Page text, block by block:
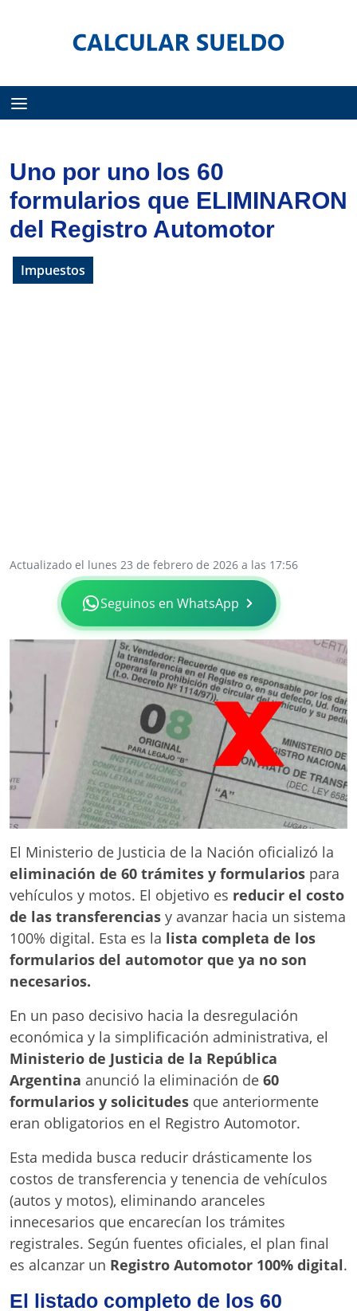
Uno por uno los 60
formularios que ELIMINARON
del Registro Automotor
Impuestos
Actualizado el lunes 23 de febrero de 2026 a las 17:56
Seguinos en WhatsApp
El Ministerio de Justicia de la Nación oficializó la
eliminación de 60 trámites y formularios para
vehículos y motos. El objetivo es reducir el costo
de las transferencias y avanzar hacia un sistema
100% digital. Esta es la lista completa de los
formularios del automotor que ya no son
necesarios.
En un paso decisivo hacia la desregulación
económica y la simplificación administrativa, el
Ministerio de Justicia de la República
Argentina anunció la eliminación de 60
formularios y solicitudes que anteriormente
eran obligatorios en el Registro Automotor.
Esta medida busca reducir drásticamente los
costos de transferencia y tenencia de vehículos
(autos y motos), eliminando aranceles
innecesarios que encarecían los trámites
registrales. Según fuentes oficiales, el plan final
es alcanzar un Registro Automotor 100% digital.
El listado completo de los 60